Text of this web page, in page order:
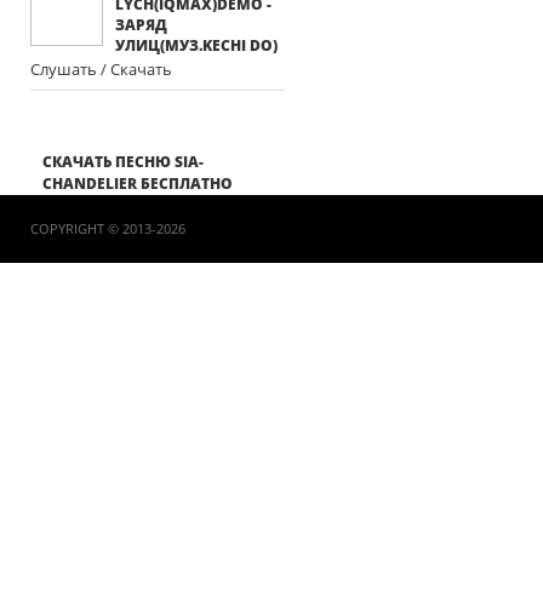
LYCH(IQMAX)DEMO -
ЗАРЯД
УЛИЦ(МУЗ.KECHI DO)
Слушать / Скачать
СКАЧАТЬ ПЕСНЮ SIA-
CHANDELIER БЕСПЛАТНО
COPYRIGHT © 2013-2026